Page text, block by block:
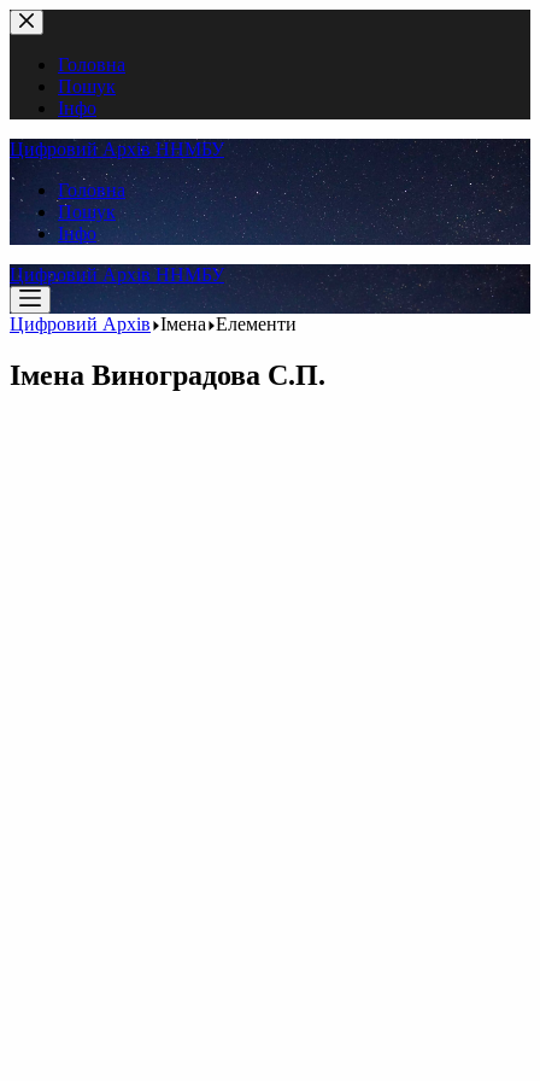
Перейти
до
вмістуГоловна
Пошук
Інфо
Цифровий Архів ННМБУ
Головна
Пошук
Інфо
Цифровий Архів ННМБУ
Цифровий Архів Імена Елементи
Імена Виноградова С.П.